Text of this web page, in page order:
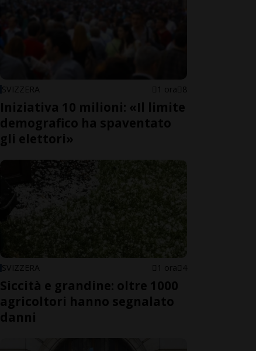
SVIZZERA 1 ora 8
Iniziativa 10 milioni: «Il limite
demografico ha spaventato
gli elettori»
SVIZZERA 1 ora 4
Siccità e grandine: oltre 1000
agricoltori hanno segnalato
danni